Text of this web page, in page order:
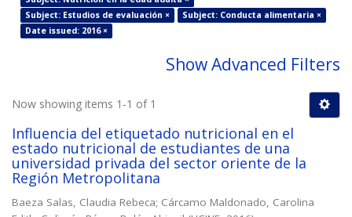
Subject: Estudios de evaluación ×
Subject: Conducta alimentaria ×
Date issued: 2016 ×
Show Advanced Filters
Now showing items 1-1 of 1
Influencia del etiquetado nutricional en el
estado nutricional de estudiantes de una
universidad privada del sector oriente de la
Región Metropolitana
Baeza Salas, Claudia Rebeca; Cárcamo Maldonado, Carolina